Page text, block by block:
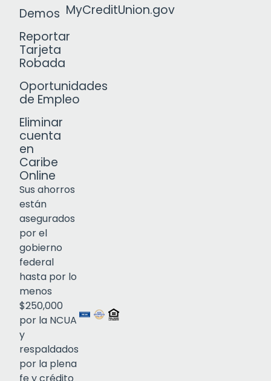
Demos
Reportar
Tarjeta
Robada
Oportunidades
de Empleo
Eliminar
cuenta
en
Caribe
Online
MyCreditUnion.gov
Sus ahorros
están
asegurados
por el
gobierno
federal
hasta por lo
menos
$250,000
por la NCUA
y
respaldados
por la plena